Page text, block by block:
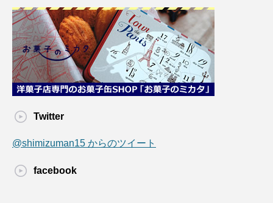
Twitter
@shimizuman15 からのツイート
facebook